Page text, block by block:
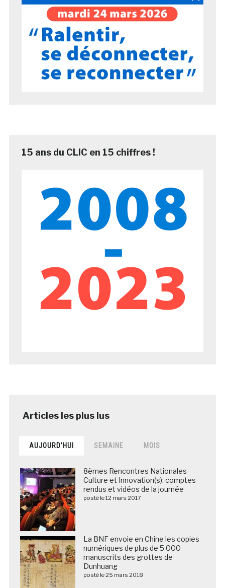
15 ans du CLIC en 15 chiffres !
AUJOURD’HUI SEMAINE MOIS
8èmes Rencontres Nationales
Culture et Innovation(s): comptes-
rendus et vidéos de la journée
posté le 12 mars 2017
La BNF envoie en Chine les copies
numériques de plus de 5 000
manuscrits des grottes de
Dunhuang
posté le 25 mars 2018